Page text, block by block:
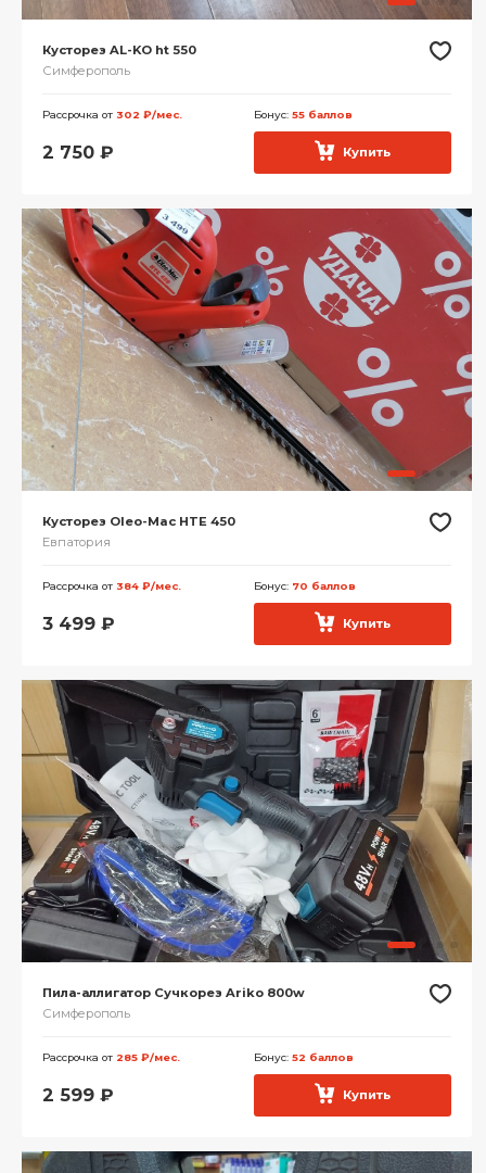
Кусторез AL-KO ht 550
Симферополь
Рассрочка от 302 ₽/мес. Бонус: 55 баллов
2 750 ₽ Купить
Кусторез Oleo-Mac HTE 450
Евпатория
Рассрочка от 384 ₽/мес. Бонус: 70 баллов
3 499 ₽ Купить
Пила-аллигатор Сучкорез Ariko 800w
Симферополь
Рассрочка от 285 ₽/мес. Бонус: 52 баллов
2 599 ₽ Купить